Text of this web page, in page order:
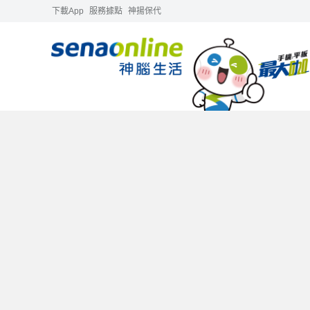
下載App 服務據點 神揚保代